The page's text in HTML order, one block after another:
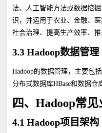
法、人工智能方法或数据挖
识，并运用于农业、金融、
社会治理、提高生产效率、推
3.3 Hadoop数据管理
Hadoop的数据管理，主要包
分布式数据库HBase和数据仓
四、Hadoop常
4.1 Hadoop项目架构